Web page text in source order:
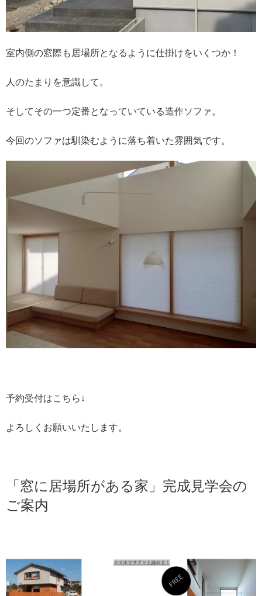
室内側の窓際も居場所となるように仕掛けをいくつか！
人のたまりを意識して。
そしてその一つ定番となっていている造作ソファ。
今回のソファは馴染むように落ち着いた雰囲気です。
予約受付はこちら↓
よろしくお願いいたします。
「窓に居場所がある家」完成見学会の
ご案内